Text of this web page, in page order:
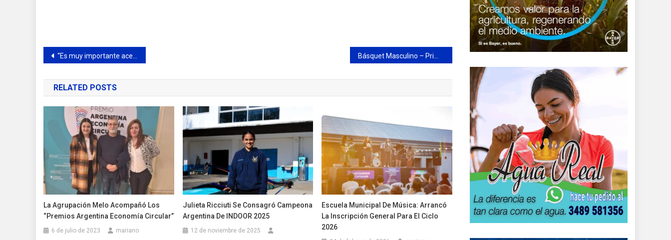
Navegación
de
entradas
“Es muy importante acercar la cultura y la recreación a los barrios”
RELATED POSTS
La Agrupación Melo Acompañó Los
“Premios Argentina Economía Circular”
6 de julio de 2023 mariano
Julieta Ricciuti Se Consagró Campeona
Argentina De INDOOR 2025
12 de noviembre de 2025
Escuela Municipal De Música: Arrancó
La Inscripción General Para El Ciclo
2026